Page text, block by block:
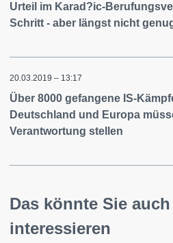
Urteil im Karad?ic-
Schritt - aber längst nicht
20.03.2019 – 13:17
Über 8000 gefangene IS-
Deutschland und Europa
Verantwortung stellen
Das könnte Sie auch
interessieren